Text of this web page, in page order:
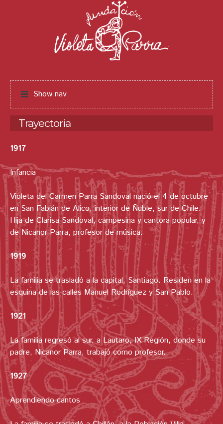
Jump to navigation
Show nav
Trayectoria
1917
Infancia
Violeta del Carmen Parra Sandoval nació el 4 de octubre
en San Fabián de Alico, interior de Ñuble, sur de Chile.
Hija de Clarisa Sandoval, campesina y cantora popular, y
de Nicanor Parra, profesor de música.
1919
La familia se trasladó a la capital, Santiago. Residen en la
esquina de las calles Manuel Rodríguez y San Pablo.
1921
La familia regresó al sur, a Lautaro, IX Región, donde su
padre, Nicanor Parra, trabajó como profesor.
1927
Aprendiendo cantos